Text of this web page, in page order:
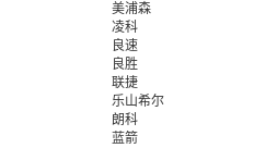
美浦森
凌科
良速
良胜
联捷
乐山希尔
朗科
蓝箭